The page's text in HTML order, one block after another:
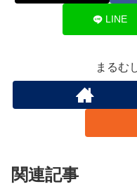
LINE
まるむ
関連記事